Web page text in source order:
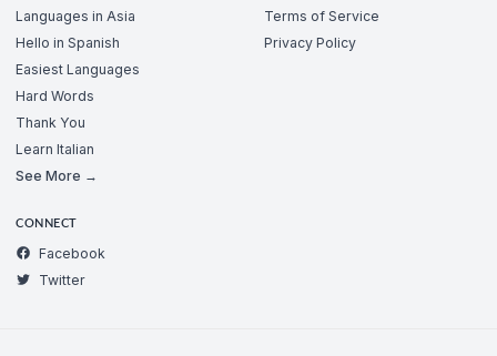
Languages in Asia
Hello in Spanish
Easiest Languages
Hard Words
Thank You
Learn Italian
See More →
Terms of Service
Privacy Policy
CONNECT
Facebook
Twitter